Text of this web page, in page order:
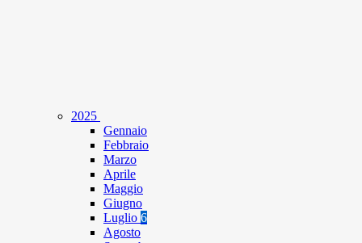
2025
Gennaio
Febbraio
Marzo
Aprile
Maggio
Giugno
Luglio 6
Agosto